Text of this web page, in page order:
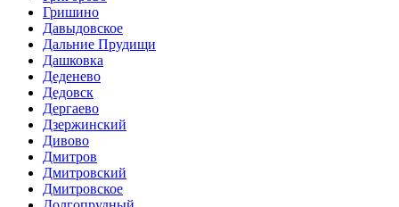
Гришино
Давыдовское
Дальние Прудищи
Дашковка
Деденево
Дедовск
Дергаево
Дзержинский
Дивово
Дмитров
Дмитровский
Дмитровское